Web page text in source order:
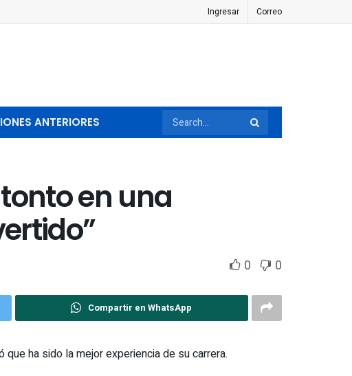
Ingresar Correo
ANTERIORES
tonto en una
0 0
Compartir en WhatsApp
ha sido la mejor experiencia de su carrera.